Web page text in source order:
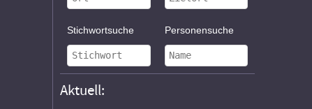
Stichwortsuche Personensuche
Aktuell: